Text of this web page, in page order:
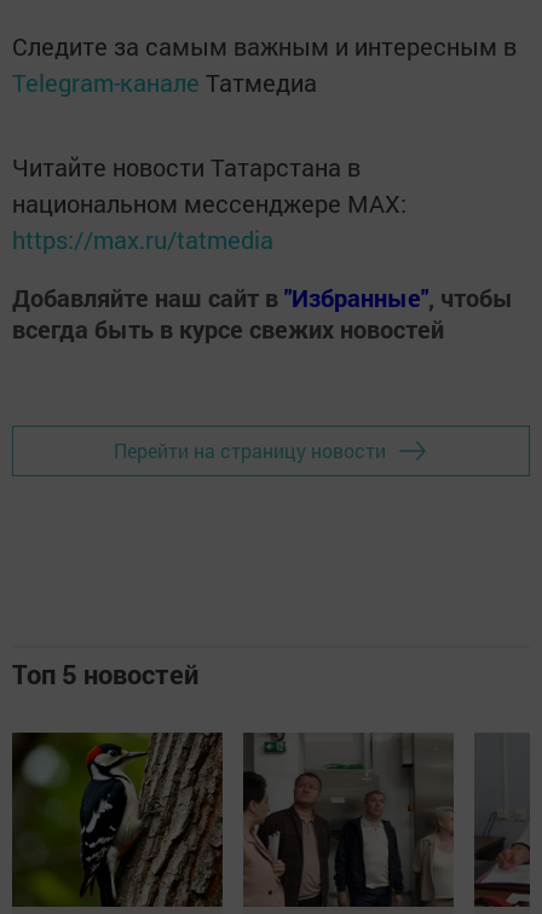
Следите за самым важным и интересным в
Telegram-канале Татмедиа
Читайте новости Татарстана в
национальном мессенджере MАХ:
https://max.ru/tatmedia
Добавляйте наш сайт в"Избранные", чтобы
всегда быть в курсе свежих новостей
Перейти на страницу новости
Топ 5 новостей